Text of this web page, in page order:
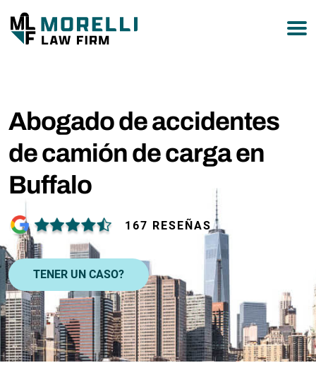
Abogado de accidentes
de camión de carga en
Buffalo
167 RESEÑAS
TENER UN CASO?